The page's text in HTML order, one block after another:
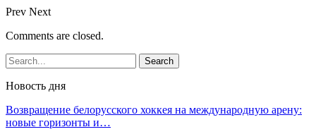
Prev Next
Comments are closed.
Новость дня
Возвращение белорусского хоккея на международную арену:
новые горизонты и…